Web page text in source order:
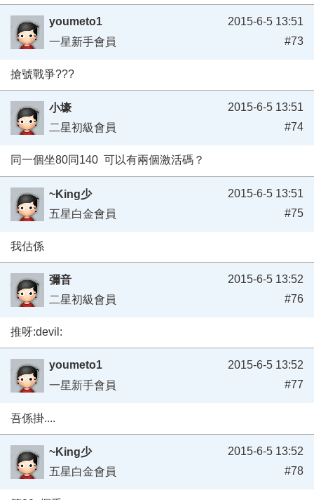
youmeto1
一星新手會員
2015-6-5 13:51
#73
搶號戰爭???
小壕
二星初級會員
2015-6-5 13:51
#74
同一個坐80同140 可以有兩個激活碼？
~King少
五星白金會員
2015-6-5 13:51
#75
我估係
彌音
二星初級會員
2015-6-5 13:52
#76
推呀:devil:
youmeto1
一星新手會員
2015-6-5 13:52
#77
吾係掛....
~King少
五星白金會員
2015-6-5 13:52
#78